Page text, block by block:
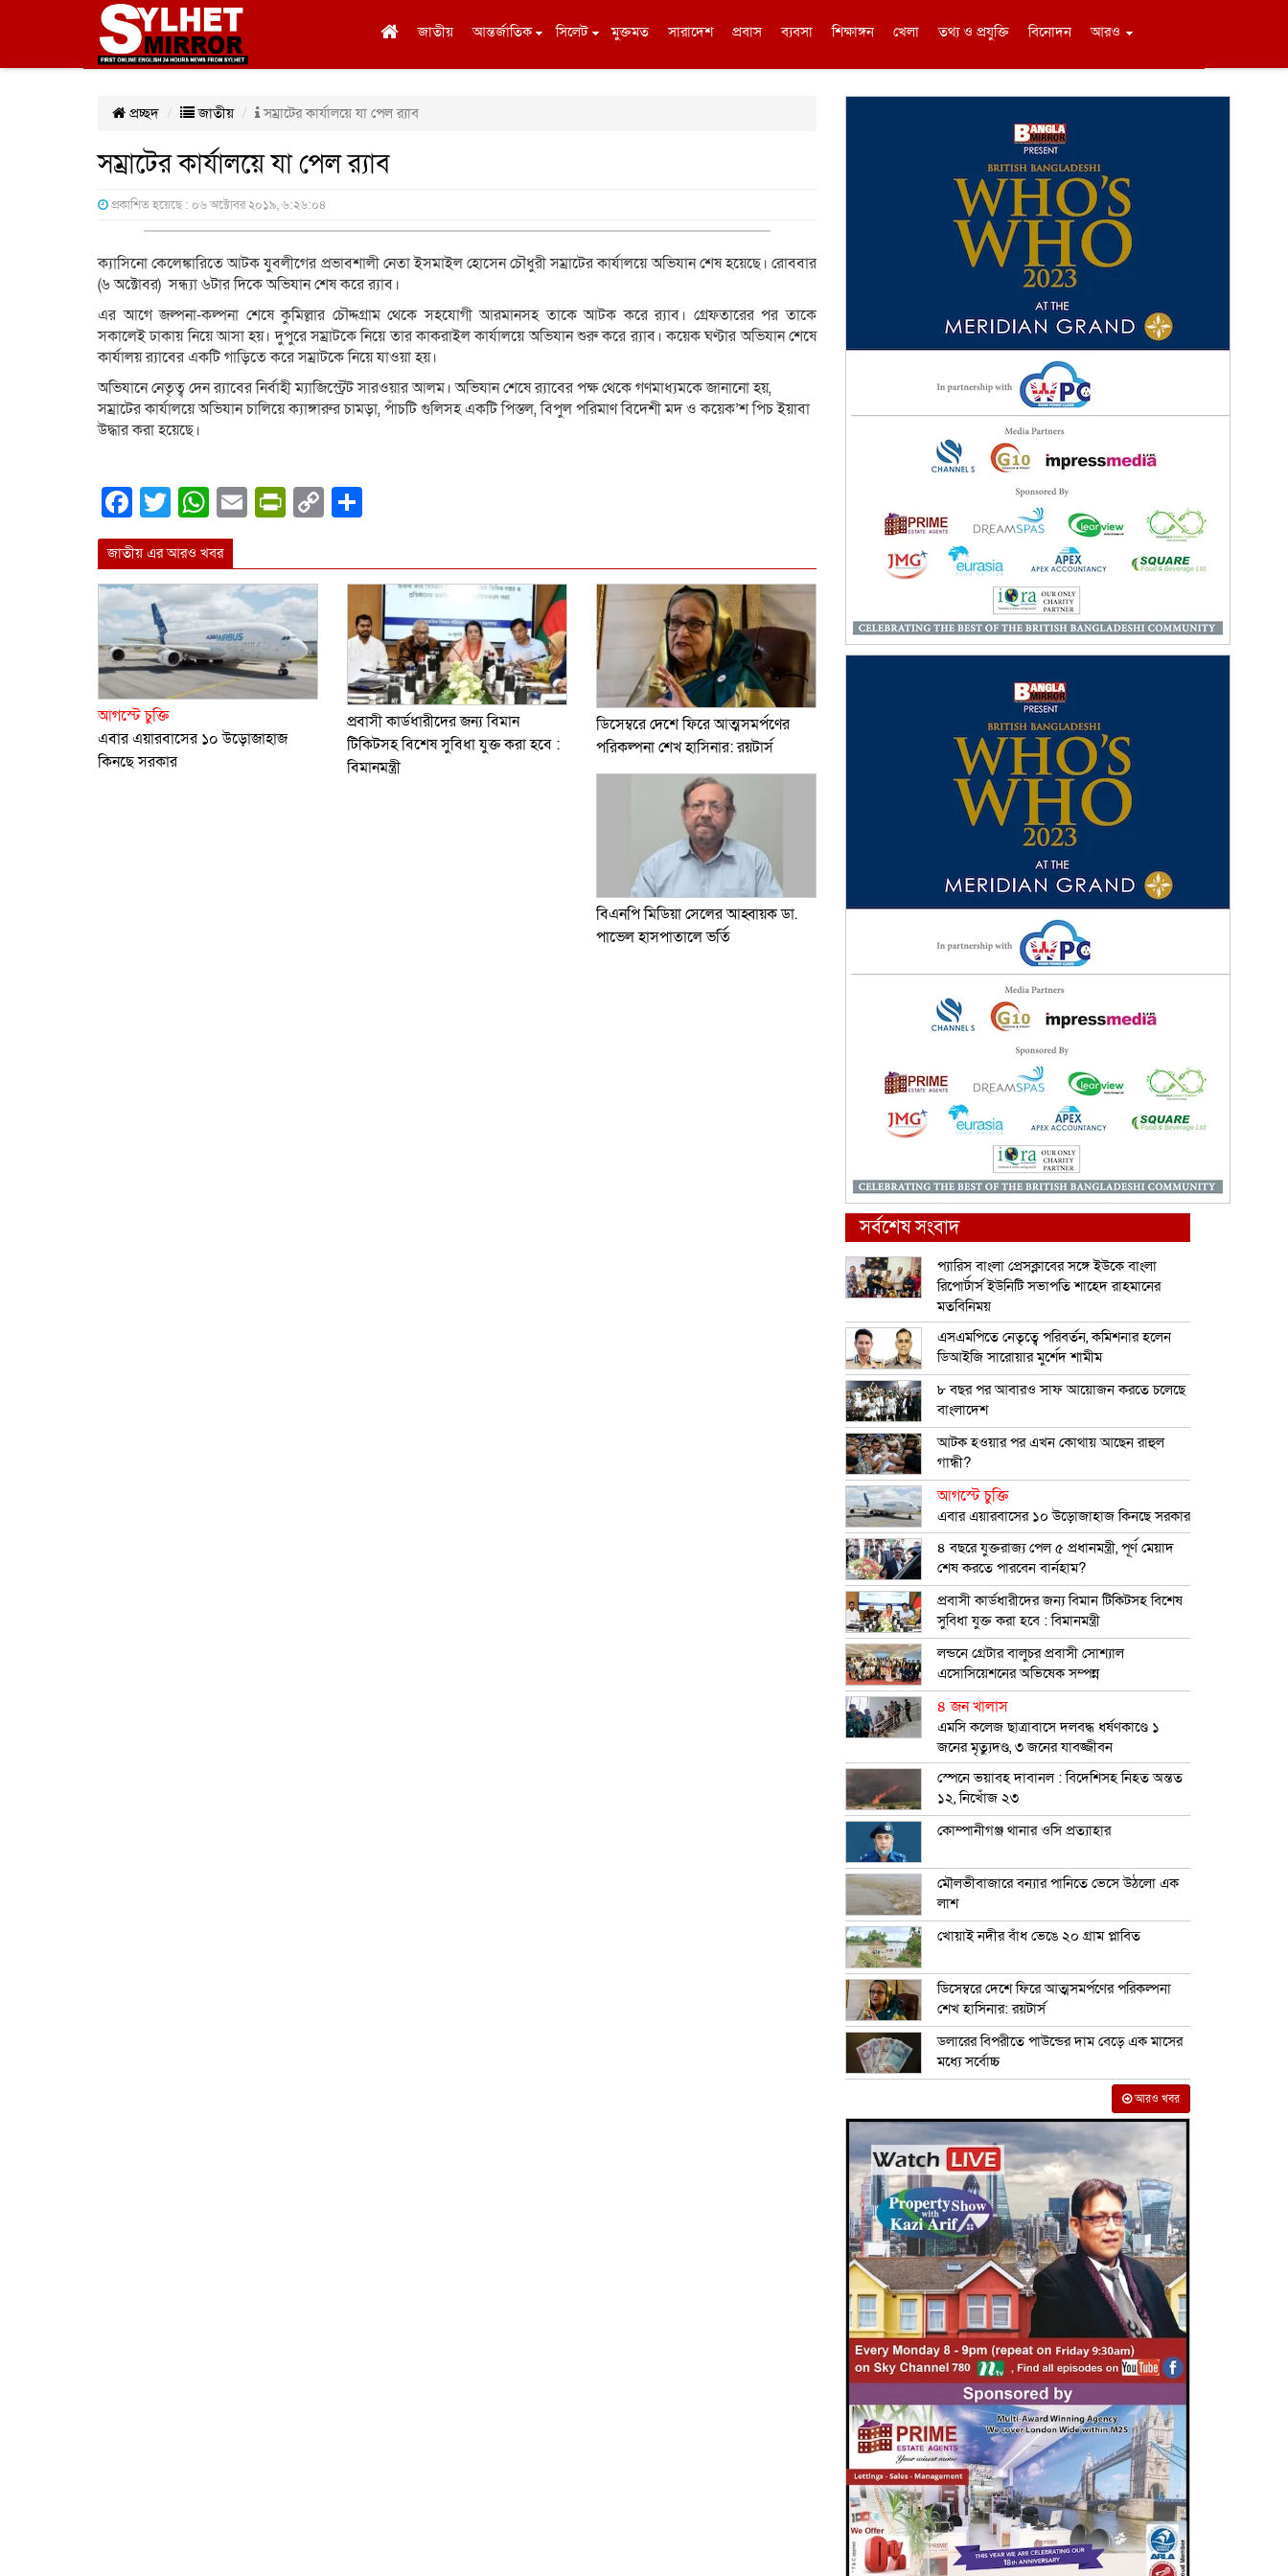
জাতীয় আন্তর্জাতিক সিলেট মুক্তমত সারাদেশ প্রবাস ব্যবসা শিক্ষাঙ্গন খেলা তথ্য ও প্রযুক্তি বিনোদন আরও
প্রচ্ছদ জাতীয় সম্রাটের কার্যালয়ে যা পেল র‌্যাব
সম্রাটের কার্যালয়ে যা পেল র‌্যাব
প্রকাশিত হয়েছে : ০৬ অক্টোবর ২০১৯, ৬:২৬:০৪
ক্যাসিনো কেলেঙ্কারিতে আটক যুবলীগের প্রভাবশালী নেতা ইসমাইল হোসেন চৌধুরী সম্রাটের কার্যালয়ে অভিযান শেষ হয়েছে। রোববার
(৬ অক্টোবর) সন্ধ্যা ৬টার দিকে অভিযান শেষ করে র‌্যাব।
এর আগে জল্পনা-কল্পনা শেষে কুমিল্লার চৌদ্দগ্রাম থেকে সহযোগী আরমানসহ তাকে আটক করে র‌্যাব। গ্রেফতারের পর তাকে
সকালেই ঢাকায় নিয়ে আসা হয়। দুপুরে সম্রাটকে নিয়ে তার কাকরাইল কার্যালয়ে অভিযান শুরু করে র‍্যাব। কয়েক ঘণ্টার অভিযান শেষে
কার্যালয় র‌্যাবের একটি গাড়িতে করে সম্রাটকে নিয়ে যাওয়া হয়।
অভিযানে নেতৃত্ব দেন র‌্যাবের নির্বাহী ম্যাজিস্ট্রেট সারওয়ার আলম। অভিযান শেষে র‌্যাবের পক্ষ থেকে গণমাধ্যমকে জানানো হয়,
সম্রাটের কার্যালয়ে অভিযান চালিয়ে ক্যাঙ্গারুর চামড়া, পাঁচটি গুলিসহ একটি পিস্তল, বিপুল পরিমাণ বিদেশী মদ ও কয়েক’শ পিচ ইয়াবা
উদ্ধার করা হয়েছে।
Facebook
Twitter
WhatsApp
EmailPrintFriendly
Copy
জাতীয় এর আরও খবর
আগস্টে চুক্তি
এবার এয়ারবাসের ১০ উড়োজাহাজ
কিনছে সরকার
প্রবাসী কার্ডধারীদের জন্য বিমান
টিকিটসহ বিশেষ সুবিধা যুক্ত করা হবে :
বিমানমন্ত্রী
ডিসেম্বরে দেশে ফিরে আত্মসমর্পণের
পরিকল্পনা শেখ হাসিনার: রয়টার্স
বিএনপি মিডিয়া সেলের আহ্বায়ক ডা.
পাভেল হাসপাতালে ভর্তি
সর্বশেষ সংবাদ
প্যারিস বাংলা প্রেসক্লাবের সঙ্গে ইউকে বাংলা
রিপোর্টার্স ইউনিটি সভাপতি শাহেদ রাহমানের
মতবিনিময়
এসএমপিতে নেতৃত্বে পরিবর্তন, কমিশনার হলেন
ডিআইজি সারোয়ার মুর্শেদ শামীম
৮ বছর পর আবারও সাফ আয়োজন করতে চলেছে
বাংলাদেশ
আটক হওয়ার পর এখন কোথায় আছেন রাহুল
গান্ধী?
আগস্টে চুক্তি
এবার এয়ারবাসের ১০ উড়োজাহাজ কিনছে সরকার
৪ বছরে যুক্তরাজ্য পেল ৫ প্রধানমন্ত্রী, পূর্ণ মেয়াদ
শেষ করতে পারবেন বার্নহাম?
প্রবাসী কার্ডধারীদের জন্য বিমান টিকিটসহ বিশেষ
সুবিধা যুক্ত করা হবে : বিমানমন্ত্রী
লন্ডনে গ্রেটার বালুচর প্রবাসী সোশ্যাল
এসোসিয়েশনের অভিষেক সম্পন্ন
৪ জন খালাস
এমসি কলেজ ছাত্রাবাসে দলবদ্ধ ধর্ষণকাণ্ডে ১
জনের মৃত্যুদণ্ড, ৩ জনের যাবজ্জীবন
স্পেনে ভয়াবহ দাবানল : বিদেশিসহ নিহত অন্তত
১২, নিখোঁজ ২৩
কোম্পানীগঞ্জ থানার ওসি প্রত্যাহার
মৌলভীবাজারে বন্যার পানিতে ভেসে উঠলো এক
লাশ
খোয়াই নদীর বাঁধ ভেঙে ২০ গ্রাম প্লাবিত
ডিসেম্বরে দেশে ফিরে আত্মসমর্পণের পরিকল্পনা
শেখ হাসিনার: রয়টার্স
ডলারের বিপরীতে পাউন্ডের দাম বেড়ে এক মাসের
মধ্যে সর্বোচ্চ
আরও খবর